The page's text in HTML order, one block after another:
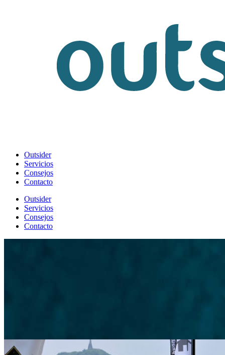
Outsider
Servicios
Consejos
Contacto
Outsider
Servicios
Consejos
Contacto